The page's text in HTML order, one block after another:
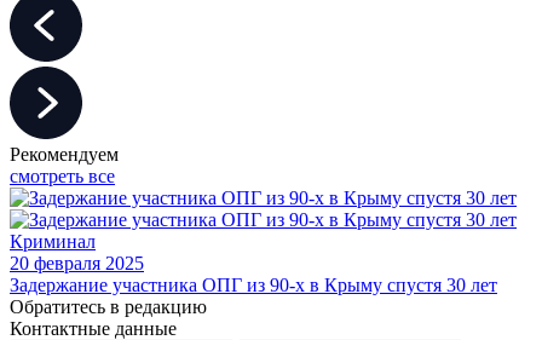
Рекомендуем
смотреть все
Криминал
20 февраля 2025
Задержание участника ОПГ из 90-х в Крыму спустя 30 лет
Обратитесь в редакцию
Контактные данные